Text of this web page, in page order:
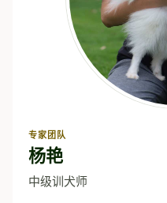
专家团队
杨艳
中级训犬师